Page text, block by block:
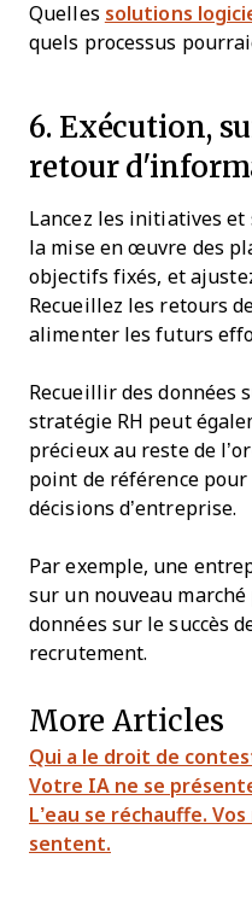
Quelles solutions
quels processus
6. Exécution,
retour
Lancez les initiatives
la mise en œuvre des
objectifs fixés, et
Recueillez les retours
alimenter les futurs
Recueillir des données
stratégie RH peut
précieux au reste de
point de référence
décisions d’entreprise.
Par exemple, une
sur un nouveau
données sur le succès
recrutement.
More Articles
Qui a le droit de
Votre IA ne se
L’eau se réchauffe.
sentent.